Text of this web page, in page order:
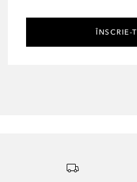
ÎNSCRIE-